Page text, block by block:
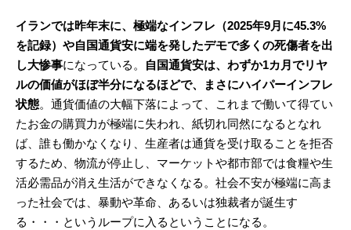
イランでは昨年末に、極端なインフレ（2025年9月に45.3%
を記録）や自国通貨安に端を発したデモで多くの死傷者を出
し大惨事になっている。
自国通貨安は、わずか1カ月でリヤ
ルの価値がほぼ半分になるほどで、まさにハイパーインフレ
状態。通貨価値の大幅下落によって、これまで働いて得てい
たお金の購買力が極端に失われ、紙切れ同然になるとなれ
ば、誰も働かなくなり、生産者は通貨を受け取ることを拒否
するため、物流が停止し、マーケットや都市部では食糧や生
活必需品が消え生活ができなくなる。社会不安が極端に高ま
った社会では、暴動や革命、あるいは独裁者が誕生す
る・・・というループに入るということになる。